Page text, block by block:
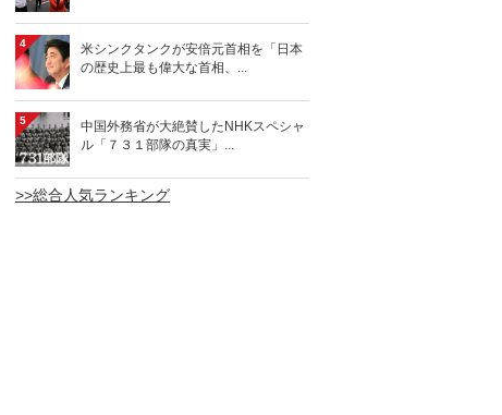
4
米シンクタンクが安倍元首相を「日本
の歴史上最も偉大な首相、...
5
中国外務省が大絶賛したNHKスペシャ
ル「７３１部隊の真実」...
>>総合人気ランキング